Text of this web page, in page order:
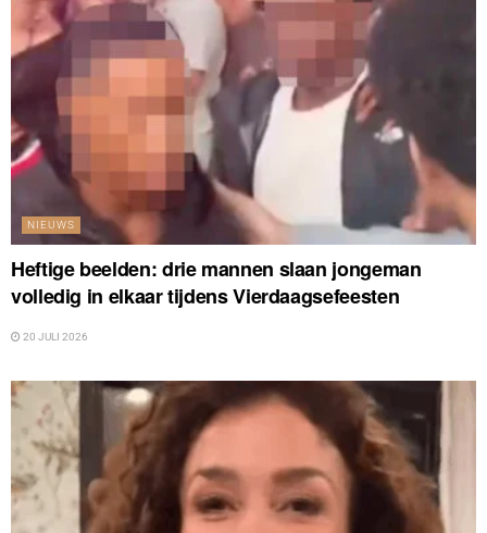
NIEUWS
Heftige beelden: drie mannen slaan jongeman
volledig in elkaar tijdens Vierdaagsefeesten
20 JULI 2026